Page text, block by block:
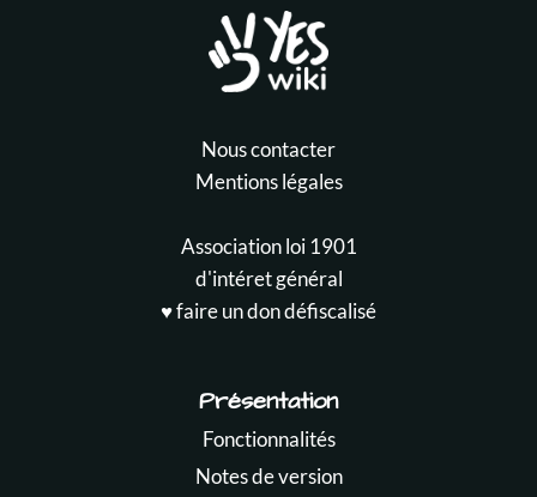
Nous contacter
Mentions légales
Association loi 1901
d'intéret général
♥️ faire un don défiscalisé
Présentation
Fonctionnalités
Notes de version